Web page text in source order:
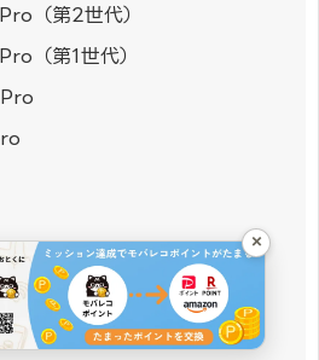
（第2世代）
（第1世代）
×